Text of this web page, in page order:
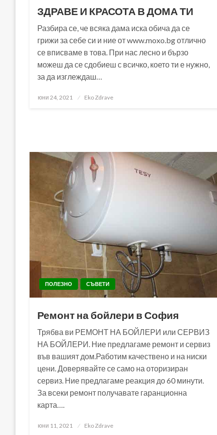
ЗДРАВЕ И КРАСОТА В ДОМА ТИ
Разбира се, че всяка дама иска обича да се
грижи за себе си и ние от www.moxo.bg отлично
се вписваме в това. При нас лесно и бързо
можеш да се сдобиеш с всичко, което ти е нужно,
за да изглеждаш…
Posted
юни 24, 2021 Eko Zdrave
ПОЛЕЗНО СЪВЕТИ
Ремонт на бойлери в София
Трябва ви РЕМОНТ НА БОЙЛЕРИ или СЕРВИЗ
НА БОЙЛЕРИ. Ние предлагаме ремонт и сервиз
във вашият дом.Работим качествено и на ниски
цени. Доверявайте се само на оторизиран
сервиз. Ние предлагаме реакция до 60 минути.
За всеки ремонт получавате гаранционна
карта….
Posted
юни 11, 2021 Eko Zdrave